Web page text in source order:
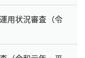
用状況審査（令